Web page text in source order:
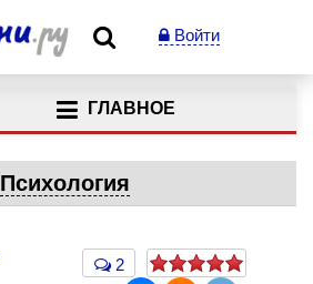
Войти
ГЛАВНОЕ
Психология
2